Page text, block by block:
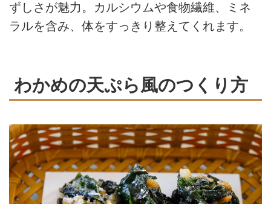
ずしさが魅力。カルシウムや食物繊維、ミネ
ラルを含み、体をすっきり整えてくれます。
わかめの天ぷら風のつくり方